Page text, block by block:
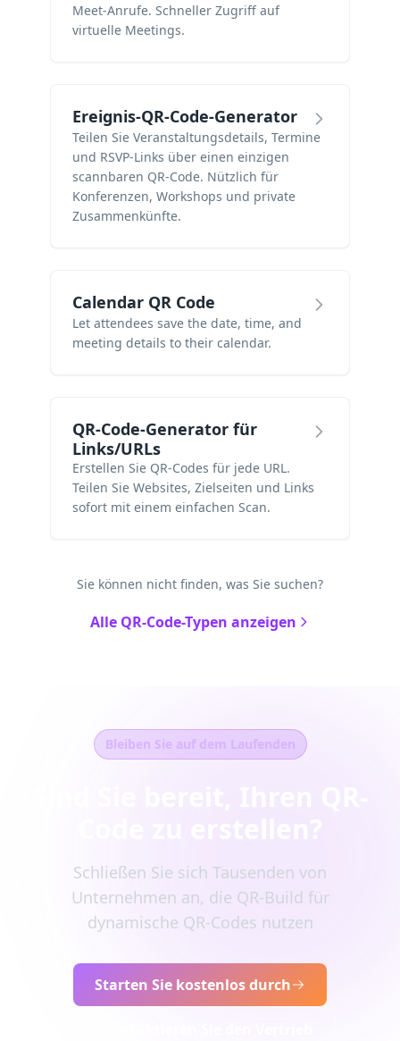
Meet-Anrufe. Schneller Zugriff auf
virtuelle Meetings.
Ereignis-QR-Code-Generator
Teilen Sie Veranstaltungsdetails, Termine
und RSVP-Links über einen einzigen
scannbaren QR-Code. Nützlich für
Konferenzen, Workshops und private
Zusammenkünfte.
Calendar QR Code
Let attendees save the date, time, and
meeting details to their calendar.
QR-Code-Generator für
Links/URLs
Erstellen Sie QR-Codes für jede URL.
Teilen Sie Websites, Zielseiten und Links
sofort mit einem einfachen Scan.
Sie können nicht finden, was Sie suchen?
Alle QR-Code-Typen anzeigen
Bleiben Sie auf dem Laufenden
Schließen Sie sich Tausenden von
Unternehmen an, die QR-Build für
dynamische QR-Codes nutzen
Starten Sie kostenlos durch